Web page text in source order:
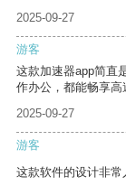
2025-09-27
游客
这款加速器app简直
作办公，都能畅享高
2025-09-27
游客
这款软件的设计非常